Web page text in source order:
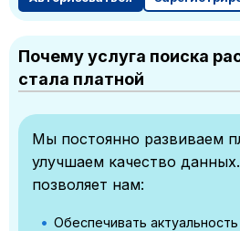
Почему услуга поиска
стала платной
Мы постоянно развиваем
улучшаем качество
позволяет нам:
Обеспечивать